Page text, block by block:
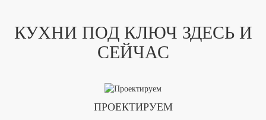
КУХНИ ПОД КЛЮЧ ЗДЕСЬ И
СЕЙЧАС
ПРОЕКТИРУЕМ